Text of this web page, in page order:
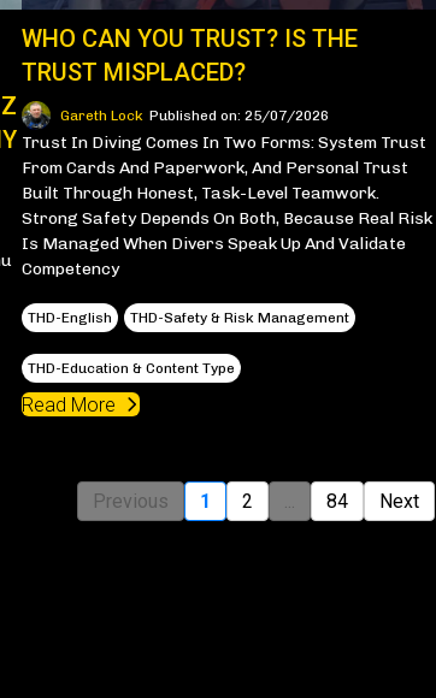
WHO CAN YOU TRUST? IS THE
TRUST MISPLACED?
Gareth Lock Published on: 25/07/2026
Trust In Diving Comes In Two Forms: System Trust
From Cards And Paperwork, And Personal Trust
Built Through Honest, Task-Level Teamwork.
Strong Safety Depends On Both, Because Real Risk
Is Managed When Divers Speak Up And Validate
Competency
THD-English THD-Safety & Risk Management
THD-Education & Content Type
Read More
Previous 1 2 ... 84 Next